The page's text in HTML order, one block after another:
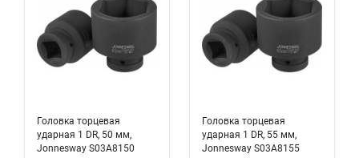
Головка торцевая
ударная 1 DR, 50 мм,
Jonnesway S03A8150
Головка торцевая
ударная 1 DR, 55 мм,
Jonnesway S03A8155